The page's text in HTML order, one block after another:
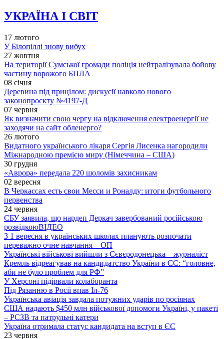
УКРАЇНА І СВІТ
17 лютого
У Білопіллі знову вибух
27 жовтня
На території Сумської громади поліція нейтралізувала бойову
частину ворожого БПЛА
08 січня
Деревина під прицілом: дискусії навколо нового
законопроєкту №4197-Д
07 червня
Як визначити свою чергу на відключення електроенергії не
заходячи на сайт обленерго?
26 лютого
Видатного українського лікаря Сергія Лисенка нагородили
Міжнародною премією миру (Німеччина – США)
30 грудня
«Аврора» передала 220 шоломів захисникам
02 вересня
В Черкассах есть свои Месси и Роналду: итоги футбольного
первенства
24 червня
СБУ заявила, що нардеп Деркач завербований російською
розвідкоюВІДЕО
З 1 вересня в українських школах планують розпочати
переважно очне навчання – ОП
Українські військові вийшли з Сєвєродонецька – журналіст
Кремль відреагував на кандидатство України в ЄС: “головне,
аби не було проблем для РФ”
У Херсоні підірвали колаборанта
Під Рязанню в Росії впав Іл-76
Українська авіація завдала потужних ударів по росіянах
США надають $450 млн військової допомоги Україні, у пакеті
– РСЗВ та патрульні катери
Україна отримала статус кандидата на вступ в ЄС
23 червня